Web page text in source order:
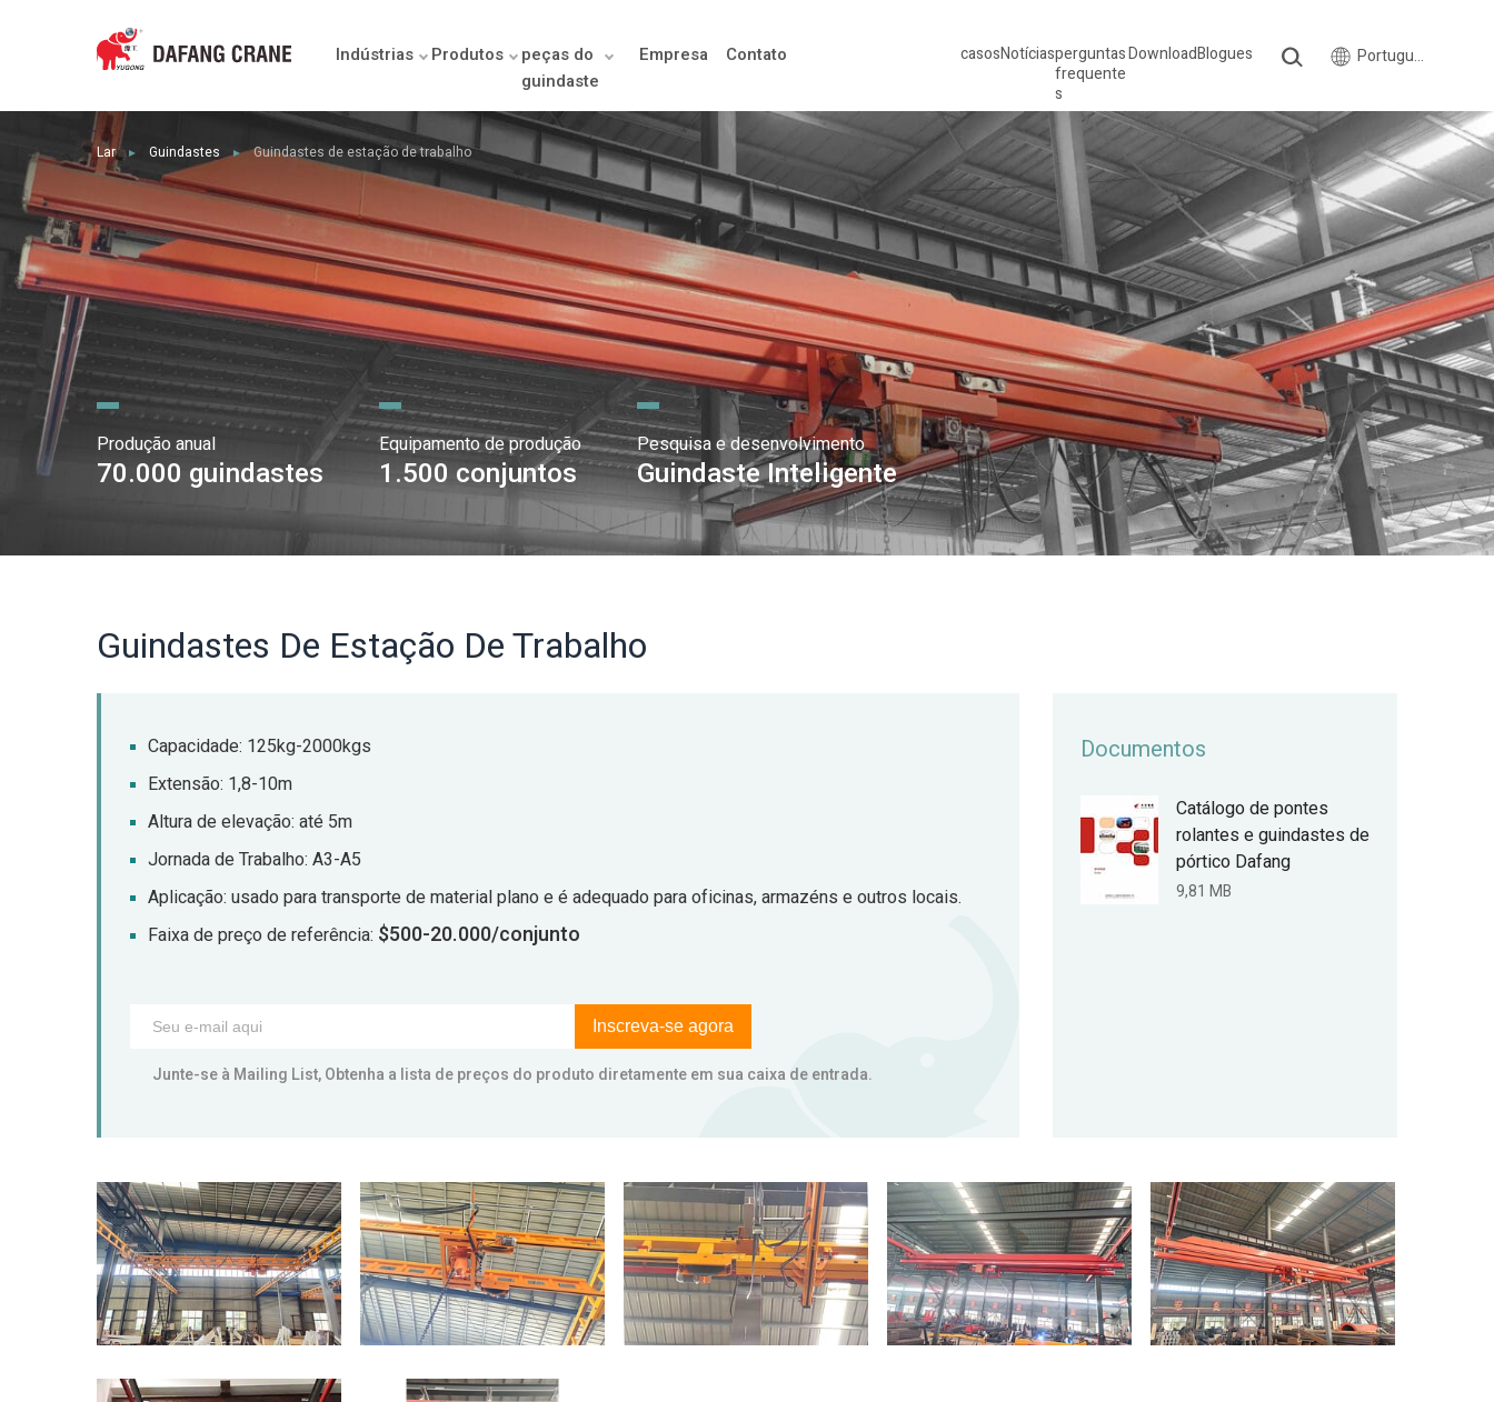
Indústrias Produtos
peças do
guindaste
Empresa Contato casosNotíciasperguntas
frequente
s
DownloadBlogues Português do Brasil
Lar ► Guindastes ► Guindastes de estação de trabalho
Produção anual
70.000 guindastes
Equipamento de produção
1.500 conjuntos
Pesquisa e desenvolvimento
Guindaste Inteligente
Guindastes De Estação De Trabalho
Capacidade: 125kg-2000kgs
Extensão: 1,8-10m
Altura de elevação: até 5m
Jornada de Trabalho: A3-A5
Aplicação: usado para transporte de material plano e é adequado para oficinas, armazéns e outros locais.
Faixa de preço de referência: $500-20.000/conjunto
Inscreva-se agora
Junte-se à Mailing List, Obtenha a lista de preços do produto diretamente em sua caixa de entrada.
Documentos
Catálogo de pontes
rolantes e guindastes de
pórtico Dafang
9,81 MB